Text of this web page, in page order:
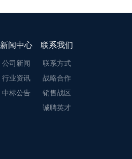
新闻中心
公司新闻
行业资讯
中标公告
联系我们
联系方式
战略合作
销售战区
诚聘英才